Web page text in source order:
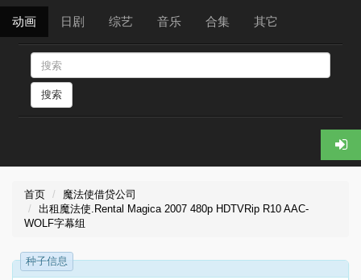
动画 日剧 综艺 音乐 合集 其它
搜索
首页
魔法使借贷公司
出租魔法使.Rental Magica 2007 480p HDTVRip R10 AAC-
WOLF字幕组
种子信息